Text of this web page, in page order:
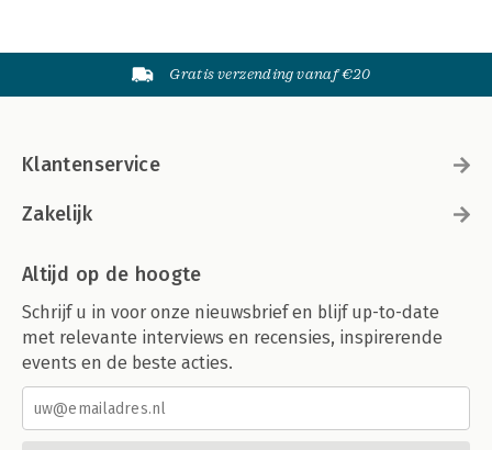
Gratis verzending vanaf €20
Klantenservice
Zakelijk
Altijd op de hoogte
Schrijf u in voor onze nieuwsbrief en blijf up-to-date
met relevante interviews en recensies, inspirerende
events en de beste acties.